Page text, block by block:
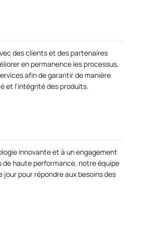
des clients et des partenaires
en permanence les processus,
afin de garantir de manière
et l'intégrité des produits.
innovante et à un engagement
de haute performance, notre équipe
jour pour répondre aux besoins des